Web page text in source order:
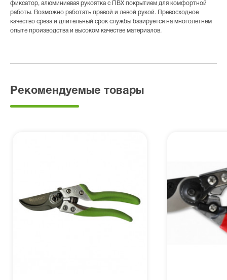
фиксатор, алюминиевая рукоятка с ПВХ покрытием для комфортной
работы. Возможно работать правой и левой рукой. Превосходное
качество среза и длительный срок службы базируется на многолетнем
опыте производства и высоком качестве материалов.
Рекомендуемые товары